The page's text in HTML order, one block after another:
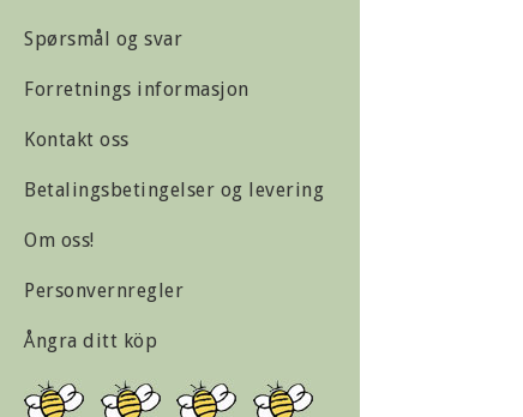
Spørsmål og svar
Forretnings informasjon
Kontakt oss
Betalingsbetingelser og levering
Om oss!
Personvernregler
Ångra ditt köp